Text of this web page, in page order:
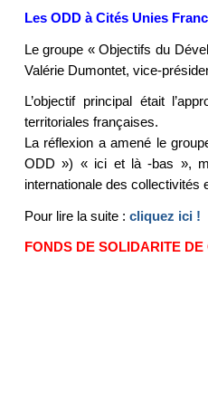
Les ODD à Cités Unies
Le groupe « Objectifs du
Valérie Dumontet, vice-
L’objectif principal était
territoriales françaises.
La réflexion a amené le
ODD ») « ici et là -bas »,
internationale des collectivités
Pour lire la suite : cliquez ici !
FONDS DE SOLIDARITE